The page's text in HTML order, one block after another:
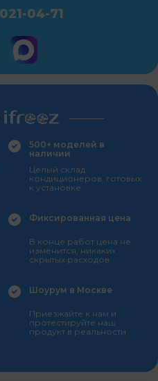
04-71
500+ моделей в
наличии
Целый склад
кондиционеров, готовых
к установке
Фиксированная цена
В конце работ цена не
изменится, никаких
скрытых расходов
Шоурум в Москве
Приезжайте к нам и
протестируйте наш
продукт в реальности